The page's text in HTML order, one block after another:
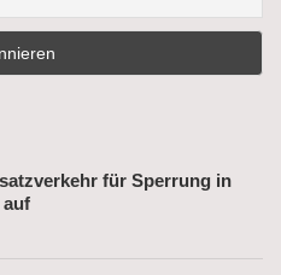
für Sperrung in
auf